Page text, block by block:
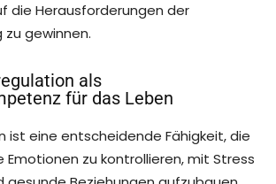
die Herausforderungen der
zu gewinnen.
als
für das Leben
ist eine entscheidende Fähigkeit, die
Emotionen zu kontrollieren, mit Stress